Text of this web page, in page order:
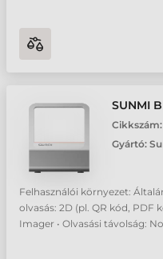
SUNMI
Cikkszám:
Gyártó:
Felhasználói környezet:
olvasás: 2D (pl. QR kód, PDF
Imager • Olvasási távolság: